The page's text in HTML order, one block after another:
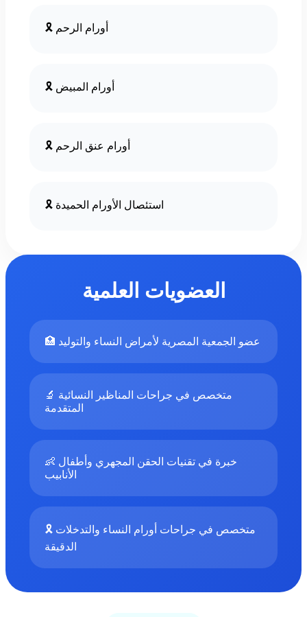
🎗️ أورام الرحم
🎗️ أورام المبيض
🎗️ أورام عنق الرحم
🎗️ استئصال الأورام الحميدة
العضويات العلمية
🏥 عضو الجمعية المصرية لأمراض النساء والتوليد
🔬 متخصص في جراحات المناظير النسائية
المتقدمة
👶 خبرة في تقنيات الحقن المجهري وأطفال
الأنابيب
🎗️ متخصص في جراحات أورام النساء والتدخلات
الدقيقة